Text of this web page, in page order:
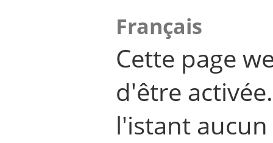
Français
Cette page
d'être
l'istant